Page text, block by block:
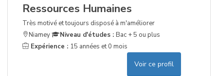
Ressources Humaines
Très motivé et toujours disposé à m'améliorer
Niamey
Niveau d'études : Bac + 5 ou plus
Expérience : 15 années et 0 mois
Voir ce profil